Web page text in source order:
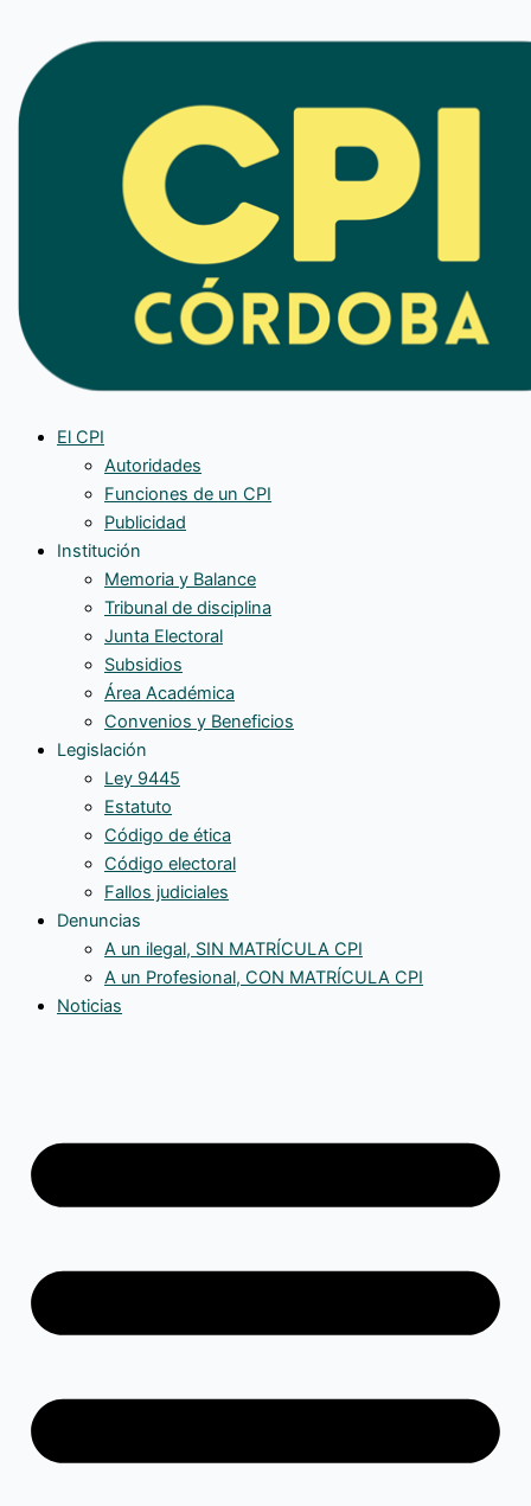
contenido
El CPI
Autoridades
Funciones de un CPI
Publicidad
Institución
Memoria y Balance
Tribunal de disciplina
Junta Electoral
Subsidios
Área Académica
Convenios y Beneficios
Legislación
Ley 9445
Estatuto
Código de ética
Código electoral
Fallos judiciales
Denuncias
A un ilegal, SIN MATRÍCULA CPI
A un Profesional, CON MATRÍCULA CPI
Noticias